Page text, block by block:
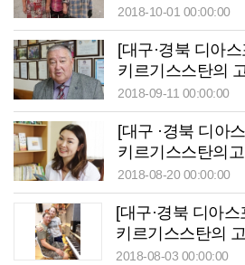
알료나와 인 발렌
2018-10-01 00:00:00
[대구·경북 디아
키르기스스탄의
르기 바실리에비
찬지노비치
2018-09-11 00:00:00
[대구 ·경북 디아
키르기스스탄의
게니아와 허가이
치
2018-08-20 00:00:00
[대구·경북 디아
키르기스스탄의
안드레이 게나디에
2018-08-03 00:00:00